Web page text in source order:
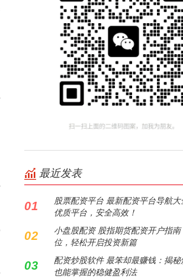
最近发表
01
股票配资平台 最新配资平台导航
优质平台，安全高效！
02
小盘股配资 股指期货配资开户指
位，轻松开启投资新篇
03
配资炒股软件 最笨却最赚钱：揭
也能掌握的稳健盈利法